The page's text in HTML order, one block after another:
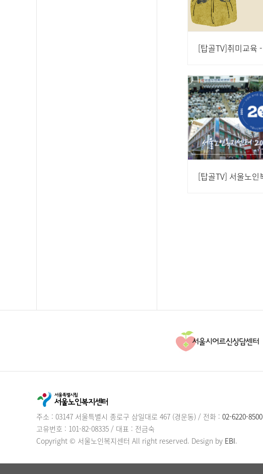
주소 : 03147 서울특별시 종로구 삼일대로 467 (경운동) / 전화 : 02-6220-8500
고유번호 : 101-82-08335 / 대표 : 전금숙
Copyright © 서울노인복지센터 All right reserved. Design by EBI.